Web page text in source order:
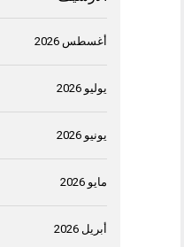
أغسطس 2026
يوليو 2026
يونيو 2026
مايو 2026
أبريل 2026